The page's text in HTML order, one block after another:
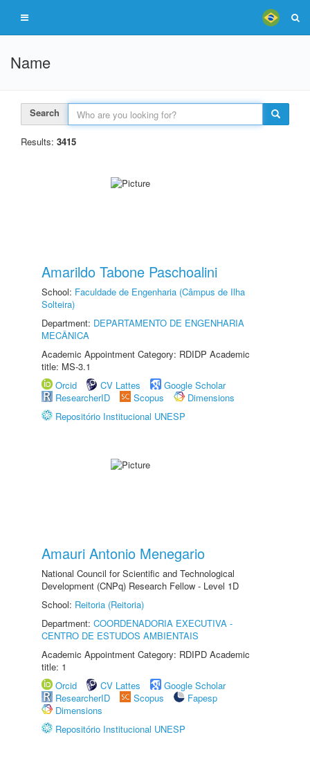
Name
Search
Results: 3415
Amarildo Tabone Paschoalini
School: Faculdade de Engenharia (Câmpus de Ilha
Solteira)
Department: DEPARTAMENTO DE ENGENHARIA
MECÂNICA
Academic Appointment Category: RDIDP Academic
title: MS-3.1
Orcid
CV Lattes
Google Scholar
ResearcherID
Scopus
Dimensions
Repositório Institucional UNESP
Amauri Antonio Menegario
National Council for Scientific and Technological
Development (CNPq) Research Fellow - Level 1D
School: Reitoria (Reitoria)
Department: COORDENADORIA EXECUTIVA -
CENTRO DE ESTUDOS AMBIENTAIS
Academic Appointment Category: RDIPD Academic
title: 1
Orcid
CV Lattes
Google Scholar
ResearcherID
Scopus
Fapesp
Dimensions
Repositório Institucional UNESP